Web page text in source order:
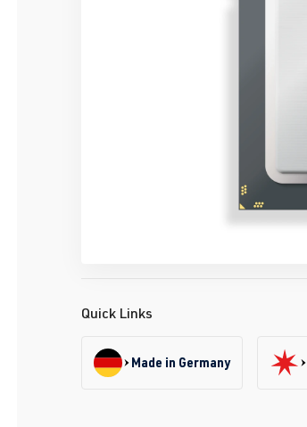
Quick Links
Made in Germany